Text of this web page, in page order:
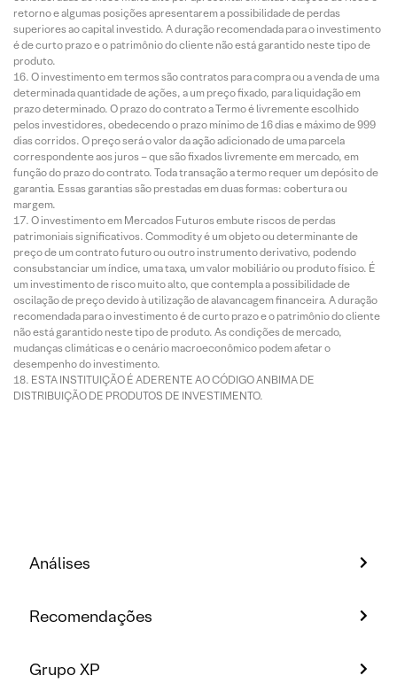
retorno e algumas posições apresentarem a possibilidade de perdas
superiores ao capital investido. A duração recomendada para o investimento
é de curto prazo e o patrimônio do cliente não está garantido neste tipo de
produto.
O investimento em termos são contratos para compra ou a venda de uma
determinada quantidade de ações, a um preço fixado, para liquidação em
prazo determinado. O prazo do contrato a Termo é livremente escolhido
pelos investidores, obedecendo o prazo mínimo de 16 dias e máximo de 999
dias corridos. O preço será o valor da ação adicionado de uma parcela
correspondente aos juros – que são fixados livremente em mercado, em
função do prazo do contrato. Toda transação a termo requer um depósito de
garantia. Essas garantias são prestadas em duas formas: cobertura ou
margem.
O investimento em Mercados Futuros embute riscos de perdas
patrimoniais significativos. Commodity é um objeto ou determinante de
preço de um contrato futuro ou outro instrumento derivativo, podendo
consubstanciar um índice, uma taxa, um valor mobiliário ou produto físico. É
um investimento de risco muito alto, que contempla a possibilidade de
oscilação de preço devido à utilização de alavancagem financeira. A duração
recomendada para o investimento é de curto prazo e o patrimônio do cliente
não está garantido neste tipo de produto. As condições de mercado,
mudanças climáticas e o cenário macroeconômico podem afetar o
desempenho do investimento.
ESTA INSTITUIÇÃO É ADERENTE AO CÓDIGO ANBIMA DE
DISTRIBUIÇÃO DE PRODUTOS DE INVESTIMENTO.
Análises
Recomendações
Grupo XP